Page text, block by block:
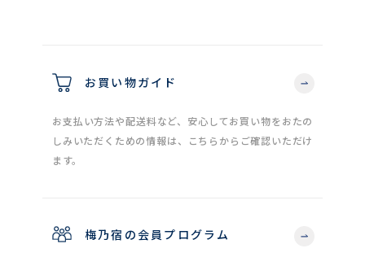
お買い物ガイド
お支払い方法や配送料など、安心してお買い物をおたの
しみいただくための情報は、こちらからご確認いただけ
ます。
梅乃宿の会員プログラム